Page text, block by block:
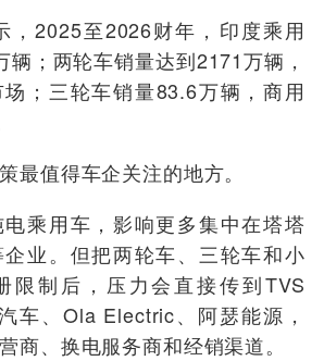
，2025至2026财年，印度乘用
；两轮车销量达到2171万辆，
；三轮车销量83.6万辆，商用
最值得车企关注的地方。
乘用车，影响更多集中在塔塔
业。但把两轮车、三轮车和小
限制后，压力会直接传到TVS
车、Ola Electric、阿瑟能源，
商、换电服务商和经销渠道。